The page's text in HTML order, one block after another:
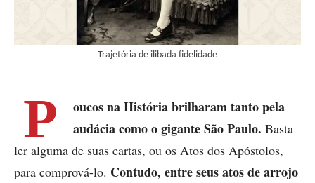
Trajetória de ilibada fidelidade
P
oucos na História brilharam tanto pela
audácia como o gigante São Paulo. Basta
ler alguma de suas cartas, ou os Atos dos Apóstolos,
para comprová-lo. Contudo, entre seus atos de arrojo